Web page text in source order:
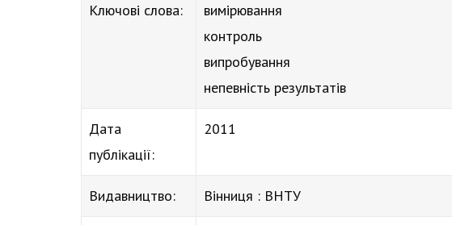
Ключові слова:
вимірювання
контроль
випробування
непевність результатів
Дата
публікації:
2011
Видавництво: Вінниця : ВНТУ